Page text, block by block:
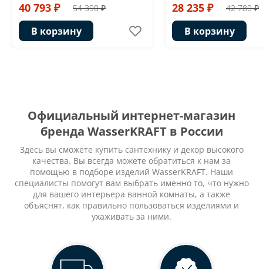
40 793 ₽ 54 390 ₽
В корзину
28 235 ₽ 42 780 ₽
В корзину
Официальный интернет-магазин
бренда WasserKRAFT в России
Здесь вы сможете купить сантехнику и декор высокого
качества. Вы всегда можете обратиться к нам за
помощью в подборе изделий WasserKRAFT. Наши
специалисты помогут вам выбрать именно то, что нужно
для вашего интерьера ванной комнаты, а также
объяснят, как правильно пользоваться изделиями и
ухаживать за ними.